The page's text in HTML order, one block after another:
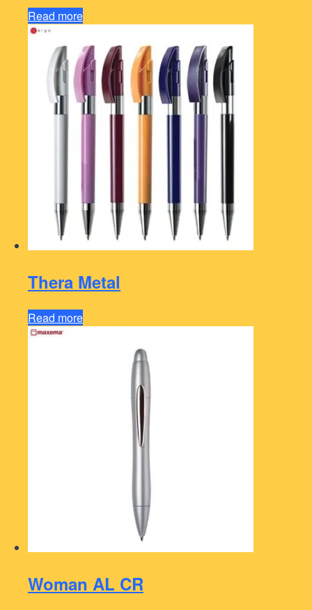
Read more
Thera Metal
Read more
Woman AL CR